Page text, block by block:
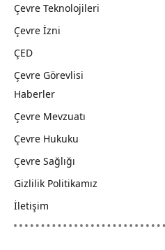
Çevre Teknolojileri
Çevre İzni
ÇED
Çevre Görevlisi
Haberler
Çevre Mevzuatı
Çevre Hukuku
Çevre Sağlığı
Gizlilik Politikamız
İletişim